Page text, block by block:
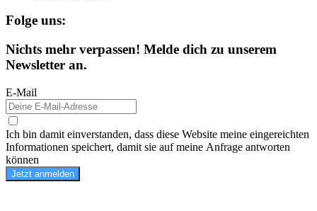
Folge uns:
Nichts mehr verpassen! Melde dich zu unserem
Newsletter an.
E-Mail
Ich bin damit einverstanden, dass diese Website meine eingereichten
Informationen speichert, damit sie auf meine Anfrage antworten
können
Jetzt anmelden